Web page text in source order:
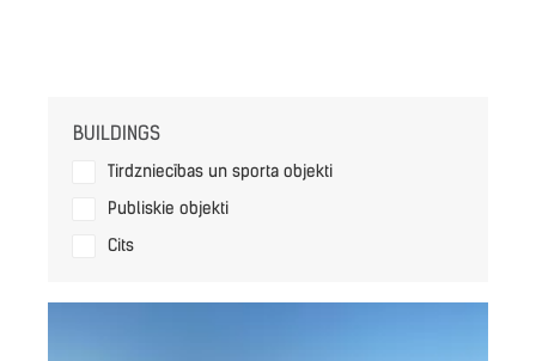
BUILDINGS
Tirdzniecības un sporta objekti
Publiskie objekti
Cits